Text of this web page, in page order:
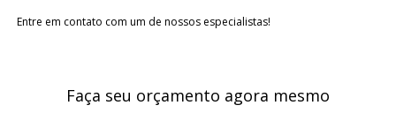
Entre em contato com um de nossos especialistas!
Faça seu orçamento agora mesmo